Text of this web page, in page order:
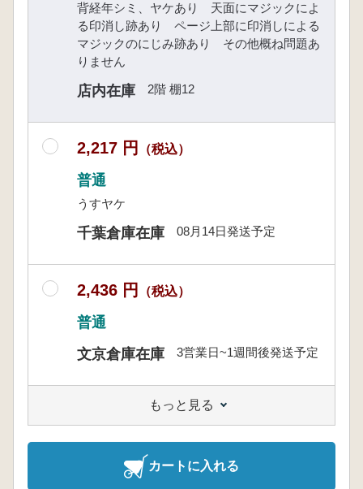
背経年シミ、ヤケあり 天面にマジックによ
る印消し跡あり ページ上部に印消しによる
マジックのにじみ跡あり その他概ね問題あ
りません
店内在庫 2階 棚12
2,217 円 （税込）
普通
うすヤケ
千葉倉庫在庫 08月14日発送予定
2,436 円 （税込）
普通
文京倉庫在庫
3営業日~1週間後発送予定
もっと見る
カートに入れる